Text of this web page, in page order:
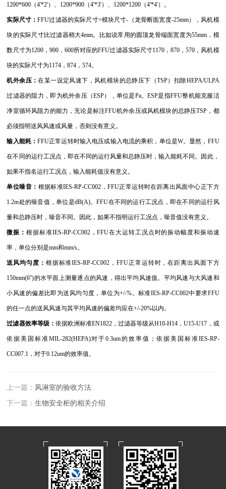
1200*600（4'*2'）、1200*900（4'*3'）、1200*1200（4'*4'）。
实际尺寸：FFU过滤器的实际尺寸=模块尺寸-（龙骨断面宽度-25mm），风机模
块的实际尺寸比过滤器稍大4mm。比如说常用的圆顶龙骨端面宽度为55mm，模
数尺寸为1200，900，600所对应的FFU过滤器实际尺寸1170，870，570，风机模
块的实际尺寸为1174，874，574。
机外余压：在某一设定风速下，风机模块的总静压下（TSP）扣除HEPA/ULPA
过滤器的阻力，即为机外余压（ESP），单位是Pa。ESP是指FFU整机能克服洁
净室循环风阻力的能力，无论是标注FFU机外余压或风机模块的总静压TSP，都
必须指明送风风速或风量，否则没有意义。
输入能耗：FFU正常运转时输入电压或输入电流的乘积，单位是W。显然，FFU
在不同的运行工况点，即在不同的运行风量和总静压时，输入能耗不同。因此，
如果不指名运行工况点，输入能耗值没有意义。
单位噪音： 根据标准IES-RP-CC002，FFU正常运转时在距离出风面中心正下方
1.2m处的噪音值，单位是dB(A)。FFU在不同的运行工况点，即在不同的运行风
量和总静压时，噪音不同。因此，如果不指明运行工况点，噪音值没有意义。
微振：根据标准IES-RP-CC002，FFU在大运转工况点时的振动幅度和振动速
率，单位分别是mm和mm/s。
送风均匀度： 根据标准IES-RP-CC002，FFU正常运转时，在距离出风面下方
150mm(6'')的水平面上测量逐点的风速，得出平均风速值。平均风速与大风速和
小风速的偏差比即为送风均匀度，单位为+/-%。标准IES-RP-CC002中要求FFU
的任一点的送风风速与其平均风速的偏差均应在+/-20%以内。
过滤器效率等级： 依据欧洲标准EN1822，过滤器等级从H10-H14，U15-U17，或
依据美国标准MIL-282(HEPA)对于0.3um的效率值；依据美国标准IES-RP-
CC007.1，对于0.12um的效率值。
上一篇： 风淋室的验收方法
下一篇：生物安全柜的相关介绍